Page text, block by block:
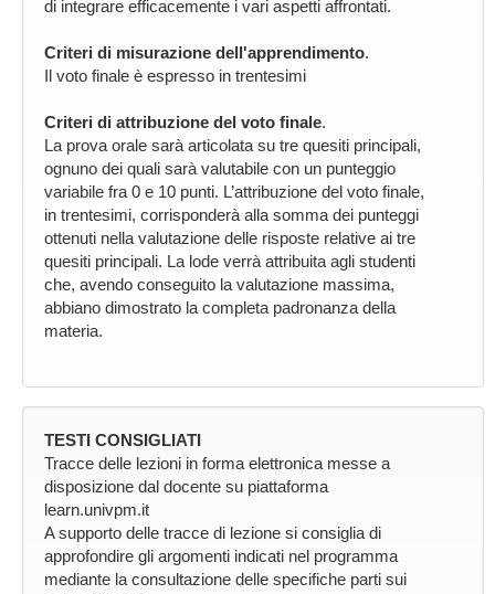
di integrare efficacemente i vari aspetti affrontati.
Criteri di misurazione dell'apprendimento.
Il voto finale è espresso in trentesimi
Criteri di attribuzione del voto finale.
La prova orale sarà articolata su tre quesiti principali,
ognuno dei quali sarà valutabile con un punteggio
variabile fra 0 e 10 punti. L’attribuzione del voto finale,
in trentesimi, corrisponderà alla somma dei punteggi
ottenuti nella valutazione delle risposte relative ai tre
quesiti principali. La lode verrà attribuita agli studenti
che, avendo conseguito la valutazione massima,
abbiano dimostrato la completa padronanza della
materia.
TESTI CONSIGLIATI
Tracce delle lezioni in forma elettronica messe a
disposizione dal docente su piattaforma
learn.univpm.it
A supporto delle tracce di lezione si consiglia di
approfondire gli argomenti indicati nel programma
mediante la consultazione delle specifiche parti sui